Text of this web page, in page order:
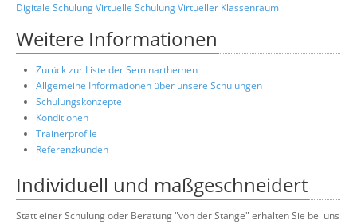
Digitale SchulungVirtuelle SchulungVirtueller Klassenraum
Weitere Informationen
Zurück zur Liste der Seminarthemen
Allgemeine Informationen über unsere Schulungen
Schulungskonzepte
Konditionen
Trainerprofile
Referenzkunden
Individuell und maßgeschneidert
Statt einer Schulung oder Beratung "von der Stange" erhalten Sie bei uns